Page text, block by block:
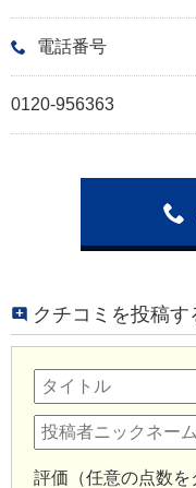
電話番号
0120-956363
クチコミを投稿す
評価（任意の点数を